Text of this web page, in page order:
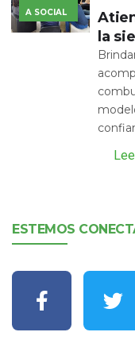
A SOCIAL
la
ESTEMOS